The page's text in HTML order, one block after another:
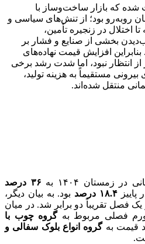
شده که بازار ساخت‌وساز با
روبه‌رو بود؛ از تنش‌های سیاسی و
اختلال در زنجیره تأمین،
بخشی از صنایع و فشار بر
افزایش قیمت نهاده‌های
انتظار نبود، اما شدت رشد برخی
مستقیماً به هزینه تولید،
منتقل شده‌اند.
زمستان ۱۴۰۴ به
۳۶ درصد
پاییز۱۸.۴ درصد
بود. به بیان دیگر،
فصل تقریباً دو برابر شد. در میان
فصلی مربوط بهگروه چوب با
قیمت بهگروه انواع بلوک سفالی و